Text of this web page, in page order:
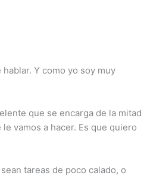
Y como yo soy muy
que se encarga de la mitad
vamos a hacer. Es que quiero
tareas de poco calado, o